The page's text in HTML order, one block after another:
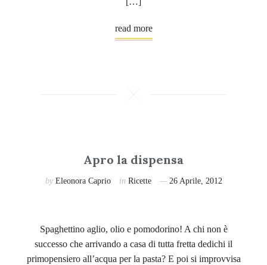
read more
Apro la dispensa
by Eleonora Caprio in Ricette 26 Aprile, 2012
Spaghettino aglio, olio e pomodorino! A chi non è
successo che arrivando a casa di tutta fretta dedichi il
primopensiero all’acqua per la pasta? E poi si improvvisa